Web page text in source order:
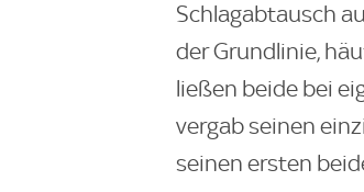
Schlagabtausch
der Grundlinie,
ließen beide bei
vergab seinen
seinen ersten